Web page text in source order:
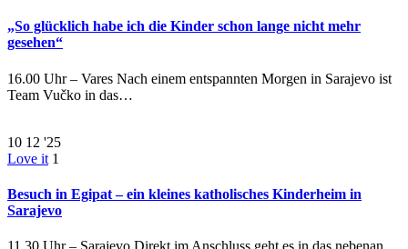
„So glücklich habe ich die Kinder schon lange nicht mehr
gesehen“
16.00 Uhr – Vares Nach einem entspannten Morgen in Sarajevo ist
Team Vučko in das…
10 12 '25
Love it 1
Besuch in Egipat – ein kleines katholisches Kinderheim in
Sarajevo